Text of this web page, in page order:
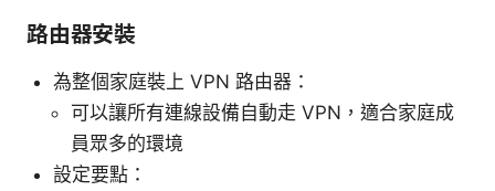
路由器安裝
為整個家庭裝上 VPN 路由器：
可以讓所有連線設備自動走 VPN，適合家庭成
員眾多的環境
設定要點：